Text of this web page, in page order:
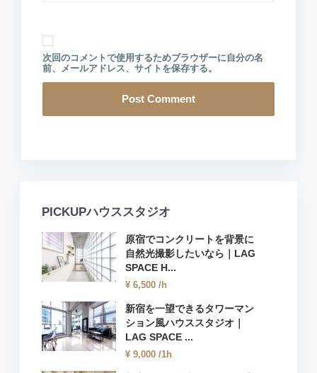
次回のコメントで使用するためブラウザーに自分の名
前、メールアドレス、サイトを保存する。
PICKUPハウススタジオ
原宿でコンクリートを背景に
自然光撮影したいなら｜LAG
SPACE H...
¥ 6,500 /h
新宿を一望できるタワーマン
ション風ハウススタジオ｜
LAG SPACE ...
¥ 9,000 /1h